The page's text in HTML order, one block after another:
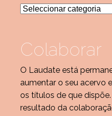
Categorias
Colaborar
O Laudate está
aumentar o seu acervo
os títulos de que
resultado da